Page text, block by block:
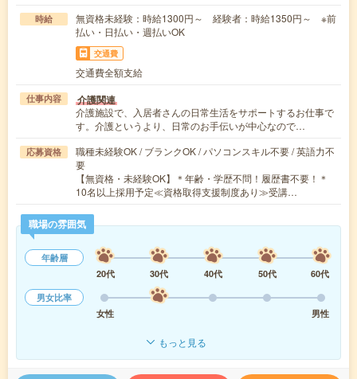
時給
無資格未経験：時給1300円～ 経験者：時給1350円～ ※前
払い・日払い・週払いOK
交通費
交通費全額支給
仕事内容 介護関連
介護施設で、入居者さんの日常生活をサポートするお仕事で
す。介護というより、日常のお手伝いが中心なので…
応募資格
職種未経験OK / ブランクOK / パソコンスキル不要 / 英語力不
要
【無資格・未経験OK】＊年齢・学歴不問！履歴書不要！＊
10名以上採用予定≪資格取得支援制度あり≫受講…
職場の雰囲気
年齢層
20代
30代 40代 50代
60代
男女比率
女性
男性
もっと見る